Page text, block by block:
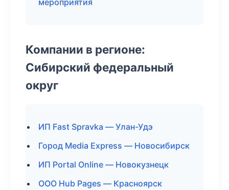
мероприятия
Компании в регионе:
Сибирский федеральный
округ
ИП Fast Spravka — Улан-Удэ
Город Media Express — Новосибирск
ИП Portal Online — Новокузнецк
ООО Hub Pages — Красноярск